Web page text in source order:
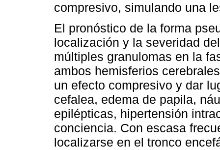
compresivo, simulando una
El pronóstico de la forma
localización y la severidad
múltiples granulomas en la
ambos hemisferios
un efecto compresivo y dar
cefalea, edema de papila,
epilépticas, hipertensión
conciencia. Con escasa
localizarse en el tronco